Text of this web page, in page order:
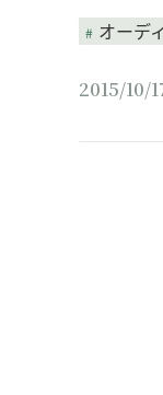
オーデ
2015/10/